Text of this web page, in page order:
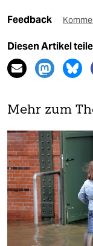
Feedback
Diesen Artikel
Mehr zum